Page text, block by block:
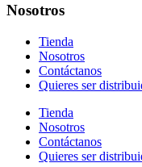
Nosotros
Tienda
Nosotros
Contáctanos
Quieres ser
Tienda
Nosotros
Contáctanos
Quieres ser